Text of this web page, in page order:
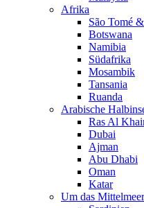
Afrika
São Tomé
Botswana
Namibia
Südafrika
Mosambik
Tansania
Ruanda
Arabische
Ras Al
Dubai
Ajman
Abu Dhabi
Oman
Katar
Um das Mittelmeer